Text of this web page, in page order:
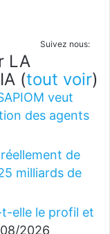
Suivez nous:
LA
(tout voir)
veut
des agents
réellement de
milliards de
elle le profil et
2026